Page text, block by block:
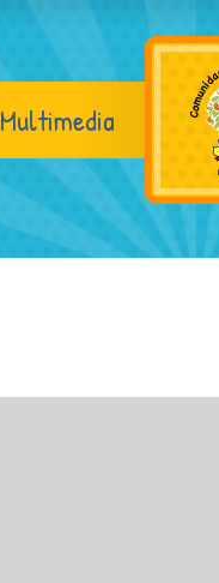
Multimedia